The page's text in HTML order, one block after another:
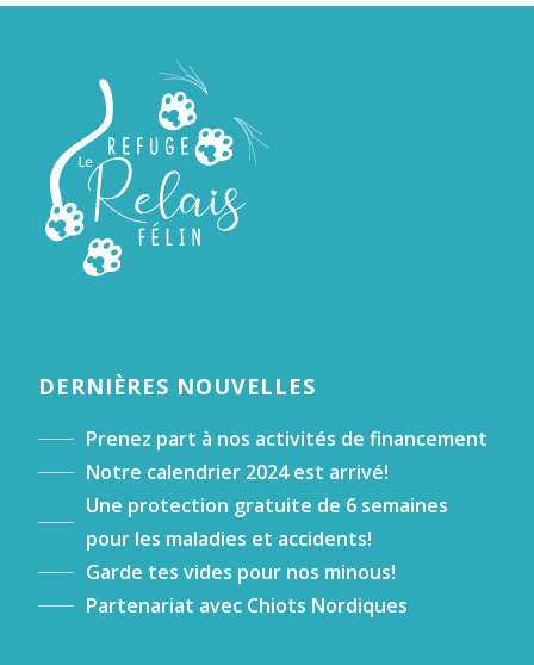
DERNIÈRES NOUVELLES
Prenez part à nos activités de financement
Notre calendrier 2024 est arrivé!
Une protection gratuite de 6 semaines
pour les maladies et accidents!
Garde tes vides pour nos minous!
Partenariat avec Chiots Nordiques